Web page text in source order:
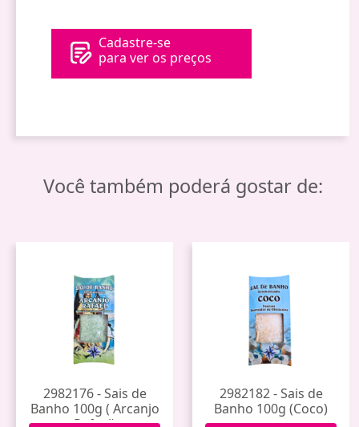
Cadastre-se
para ver os preços
Você também poderá gostar de:
2982176 - Sais de
Banho 100g ( Arcanjo
Rafael)
2982182 - Sais de
Banho 100g (Coco)